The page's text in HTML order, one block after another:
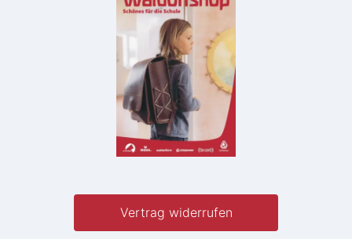
Vertrag widerrufen